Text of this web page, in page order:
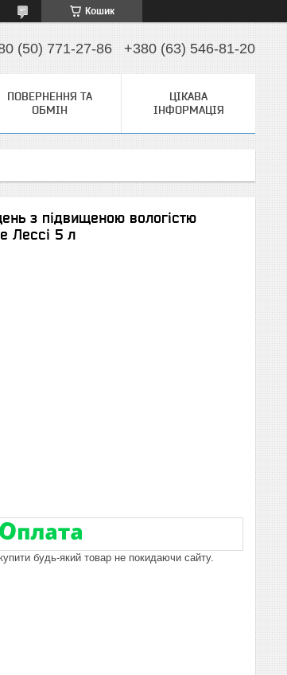
Кошик
(50) 771-27-86 +380 (63) 546-81-20
ПОВЕРНЕННЯ ТА
ОБМІН
ЦІКАВА
ІНФОРМАЦІЯ
з підвищеною вологістю
Лессі 5 л
будь-який товар не покидаючи сайту.